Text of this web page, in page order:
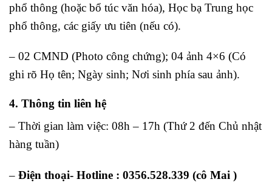
phổ thông (hoặc bổ túc văn hóa), Học bạ Trung học
phổ thông, các giấy ưu tiên (nếu có).
– 02 CMND (Photo công chứng); 04 ảnh 4×6 (Có
ghi rõ Họ tên; Ngày sinh; Nơi sinh phía sau ảnh).
4. Thông tin liên hệ
– Thời gian làm việc: 08h – 17h (Thứ 2 đến Chủ nhật
hàng tuần)
– Điện thoại- Hotline : 0356.528.339 (cô Mai )